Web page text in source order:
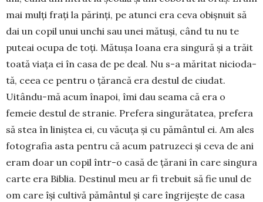
mai mulți frați la părinți, pe atunci era ceva obișnuit să
dai un copil unui unchi sau unei mătuși, când tu nu te
puteai ocupa de toți. Mătușa Ioana era singură și a trăit
toată viața ei în casa de pe deal. Nu s-a măritat nici­oda­
tă, ceea ce pentru o țărancă era destul de ciudat.
Uitându-mă acum înapoi, îmi dau sea­ma că era o
femeie destul de stranie. Pre­fera singurătatea, prefera
să stea în liniștea ei, cu văcuța și cu pământul ei. Am ales
foto­grafia asta pentru că acum patruzeci și ceva de ani
eram doar un copil într-o casă de țărani în care singura
carte era Biblia. Destinul meu ar fi trebuit să fie unul de
om care își cultivă pământul și care îngrijește de casa